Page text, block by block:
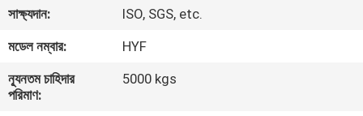
আমাদের
সম্পর্কে
সাক্ষ্যদান:
ISO, SGS, etc.
মডেল নম্বার:
HYF
ন্যূনতম চাহিদার
পরিমাণ:
5000 kgs